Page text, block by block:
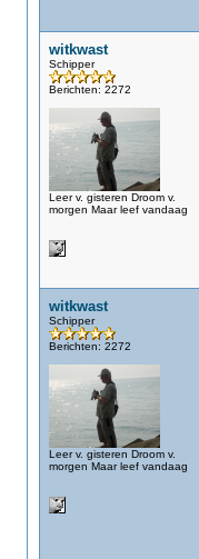
witkwast
Schipper
Berichten: 2272
Leer v. gisteren Droom v.
morgen Maar leef vandaag
witkwast
Schipper
Berichten: 2272
Leer v. gisteren Droom v.
morgen Maar leef vandaag